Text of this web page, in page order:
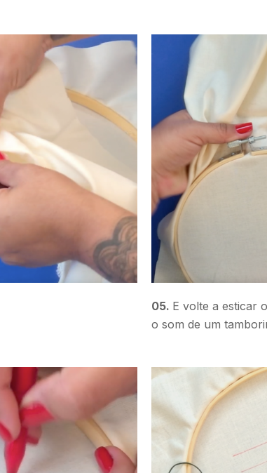
05. E volte a esticar
o som de um